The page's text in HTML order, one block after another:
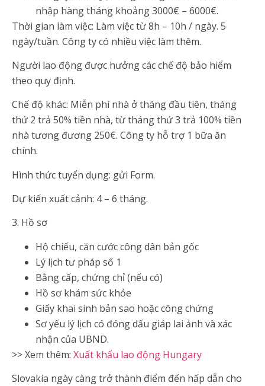
nhập hàng tháng khoảng 3000€ – 6000€.
Thời gian làm việc: Làm việc từ 8h – 10h / ngày. 5
ngày/tuần. Công ty có nhiều việc làm thêm.
Người lao động được hưởng các chế độ bảo hiểm
theo quy định.
Chế độ khác: Miễn phí nhà ở tháng đầu tiên, tháng
thứ 2 trả 50% tiền nhà, từ tháng thứ 3 trả 100% tiền
nhà tương đương 250€. Công ty hỗ trợ 1 bữa ăn
chính.
Hình thức tuyển dụng: gửi Form.
Dự kiến xuất cảnh: 4 – 6 tháng.
3. Hồ sơ
Hộ chiếu, căn cước công dân bản gốc
Lý lịch tư pháp số 1
Bằng cấp, chứng chỉ (nếu có)
Hồ sơ khám sức khỏe
Giấy khai sinh bản sao hoặc công chứng
Sơ yếu lý lịch có đóng dấu giáp lai ảnh và xác
nhận của UBND.
>> Xem thêm: Xuất khẩu lao động Hungary
Slovakia ngày càng trở thành điểm đến hấp dẫn cho